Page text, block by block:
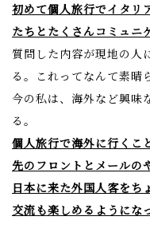
初めて個人旅行でイタリ
たちとたくさんコミュニ
質問した内容が現地の人
る。これってなんて素晴
今の私は、海外など興味
る。
個人旅行で海外に行くこ
先のフロントとメールの
日本に来た外国人客をち
交流も楽しめるようにな